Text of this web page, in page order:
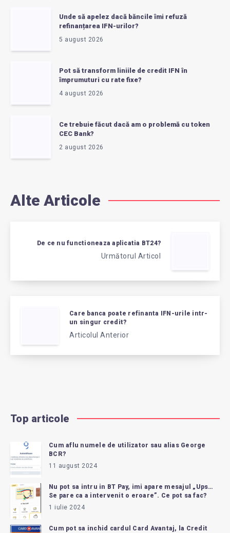
Unde să apelez dacă băncile îmi refuză
refinanțarea IFN-urilor?
5 august 2026
Pot să transform liniile de credit IFN în
împrumuturi cu rate fixe?
4 august 2026
Ce trebuie făcut dacă am o problemă cu token
CEC Bank?
2 august 2026
Alte Articole
De ce nu functioneaza aplicatia BT24?
Următorul Articol
Care banca poate refinanta IFN-urile intr-
un singur credit?
Articolul Anterior
Top articole
Cum aflu numele de utilizator sau alias George
BCR?
11 august 2024
Nu pot sa intru in BT Pay, imi apare mesajul „Ups…
Se pare ca a intervenit o eroare”. Ce pot sa fac?
1 iulie 2024
Cum pot sa inchid cardul Card Avantaj, la Credit